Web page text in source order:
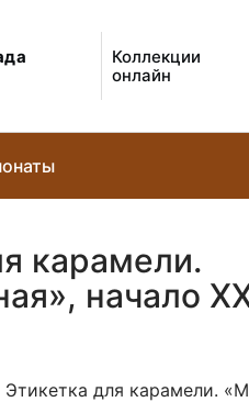
Коллекции
онлайн
карамели.
начало
Этикетка для карамели.